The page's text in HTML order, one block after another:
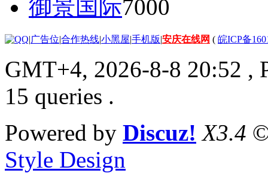
御景国际7000
|广告位|合作热线|小黑屋|手机版|安庆在线网 ( 皖ICP备
GMT+4, 2026-8-8 20:52 ,
15 queries .
Powered by Discuz! X3.4
Style Design